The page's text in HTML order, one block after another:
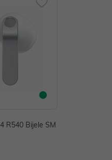
R540 Bijele SM